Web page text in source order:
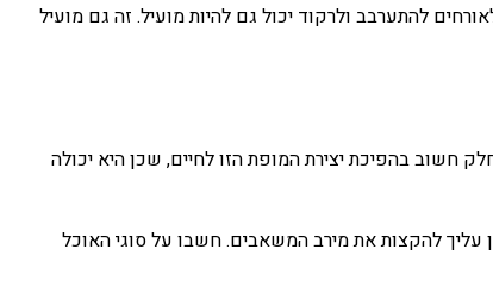
להתערבב ולרקוד יכול גם להיות מועיל. זה גם מועיל
חשוב בהפיכת יצירת המופת הזו לחיים, שכן היא יכולה
עליך להקצות את מירב המשאבים. חשבו על סוגי האוכל